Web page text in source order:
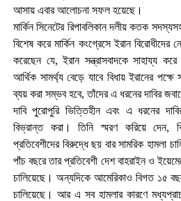
আসায় এবার আলোচনা সফল হয়েছে।
মার্কিন সিনেটের রিপাবলিকান দলীয় কতক
বিশেষ করে মার্কিন কংগ্রেসে ইরান বিরোধীদের
করেছেন যে, ইরান সন্ত্রাসবাদকে সাহায্য
আর্থিক সামর্থ্য বেড়ে যাবে বিধায় ইরানের
ব্যয় করা সম্ভব হবে, তাঁদের এ ধরনের দাবির
দাবি পুরোপুরি ভিত্তিহীন এবং এ ধরনের
বিভ্রান্ত করা। তিনি স্মরণ করিয়ে
প্রতিবেশীদের বিরুদ্ধে ছয় বার সামরিক হামলা
পাঁচ বছরে তার প্রতিবেশী দেশ বাহরাইন ও
চালিয়েছে। অন্যদিকে আমেরিকাও বিগত ১৫
চালিয়েছে। আর এ সব হামলার কারণে